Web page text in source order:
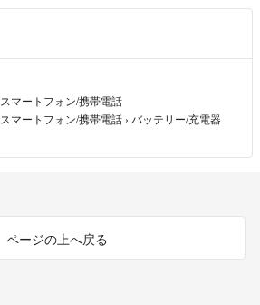
スマートフォン/携帯電話
スマートフォン/携帯電話 › バッテリー/充電器
ページの上へ戻る